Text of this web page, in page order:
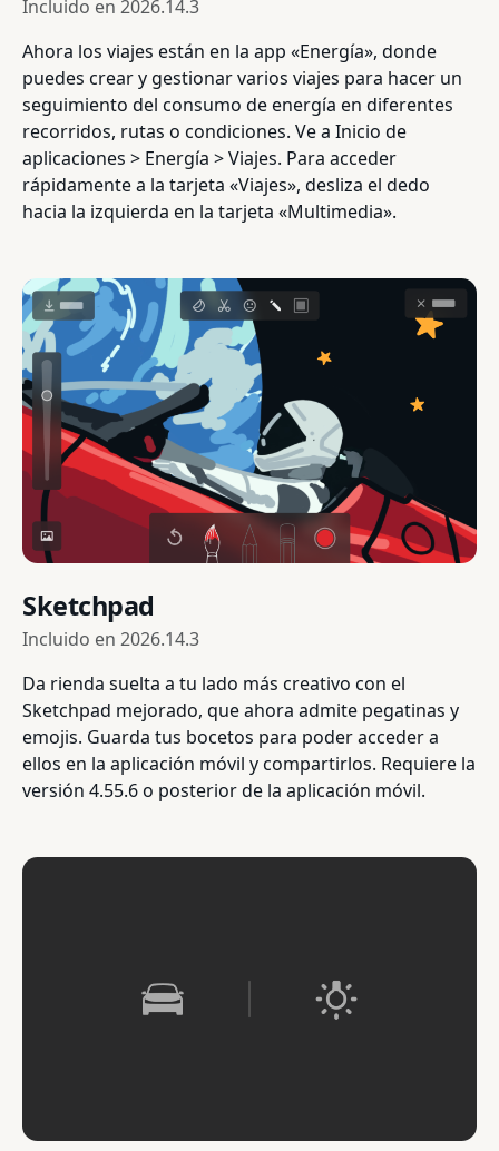
Incluido en 2026.14.3
Ahora los viajes están en la app «Energía», donde
puedes crear y gestionar varios viajes para hacer un
seguimiento del consumo de energía en diferentes
recorridos, rutas o condiciones. Ve a Inicio de
aplicaciones > Energía > Viajes. Para acceder
rápidamente a la tarjeta «Viajes», desliza el dedo
hacia la izquierda en la tarjeta «Multimedia».
Sketchpad
Incluido en 2026.14.3
Da rienda suelta a tu lado más creativo con el
Sketchpad mejorado, que ahora admite pegatinas y
emojis. Guarda tus bocetos para poder acceder a
ellos en la aplicación móvil y compartirlos. Requiere la
versión 4.55.6 o posterior de la aplicación móvil.